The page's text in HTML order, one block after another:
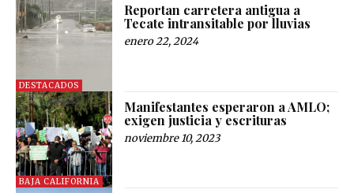
DESTACADOS
Reportan carretera antigua a
Tecate intransitable por lluvias
enero 22, 2024
BAJA CALIFORNIA
Manifestantes esperaron a AMLO;
exigen justicia y escrituras
noviembre 10, 2023